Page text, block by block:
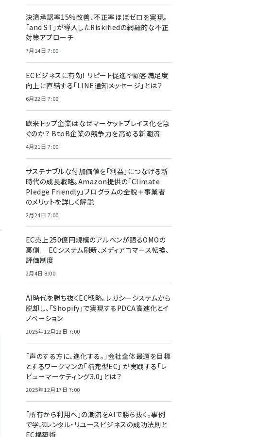
決済承認率15%改善、不正率ほぼゼロを実現。
「and ST」が導入したRiskifiedの網羅的な不正
対策アプローチ
7月14日 7:00
ECビジネスに有効！ リピート促進や顧客満足度
向上に直結する「LINE通知メッセージ」とは？
6月22日 7:00
欧米トップ企業はなぜマーケットプレイス化を急
ぐのか？ BtoB企業の競争力を高める新潮流
4月21日 7:00
サステナブルな付加価値を「利益」につなげる新
時代の成長戦略。Amazon提供の「Climate
Pledge Friendly」プログラムの全貌＋事業者
のメリットを詳しく解説
2月24日 7:00
EC売上250億円規模のアルペンが語るOMOの
裏側 ―ECシステム刷新、メディアコマース転換、
評価制度
2月4日 8:00
AI時代を勝ち抜くEC戦略。レガシーシステムから
脱却し、「Shopify」で実現するPDCA高速化とイ
ノベーション
2025年12月23日 7:00
「声のする方に、進化する。」会社全体最適を目標
とするワークマンの「補完型EC」 が実践する「レ
ビューマーケティング3.0」とは？
2025年12月17日 7:00
「所有から利用へ」の潮流をAIで勝ち抜く。事例
で学ぶレンタル・リユースビジネスの成功法則と
EC構築術